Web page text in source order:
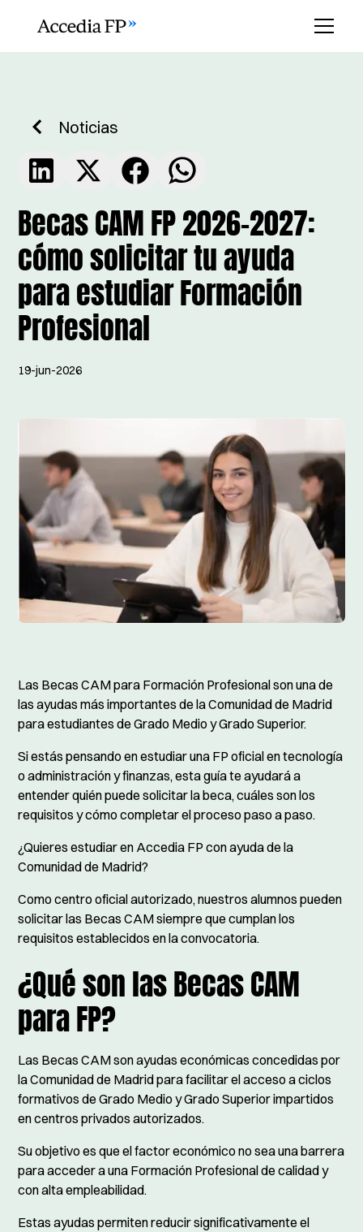
Noticias
Becas CAM FP 2026-2027:
cómo solicitar tu ayuda
para estudiar Formación
Profesional
19-jun-2026
Las Becas CAM para Formación Profesional son una de
las ayudas más importantes de la Comunidad de Madrid
para estudiantes de Grado Medio y Grado Superior.
Si estás pensando en estudiar una FP oficial en tecnología
o administración y finanzas, esta guía te ayudará a
entender quién puede solicitar la beca, cuáles son los
requisitos y cómo completar el proceso paso a paso.
¿Quieres estudiar en Accedia FP con ayuda de la
Comunidad de Madrid?
Como centro oficial autorizado, nuestros alumnos pueden
solicitar las Becas CAM siempre que cumplan los
requisitos establecidos en la convocatoria.
¿Qué son las Becas CAM
para FP?
Las Becas CAM son ayudas económicas concedidas por
la Comunidad de Madrid para facilitar el acceso a ciclos
formativos de Grado Medio y Grado Superior impartidos
en centros privados autorizados.
Su objetivo es que el factor económico no sea una barrera
para acceder a una Formación Profesional de calidad y
con alta empleabilidad.
Estas ayudas permiten reducir significativamente el